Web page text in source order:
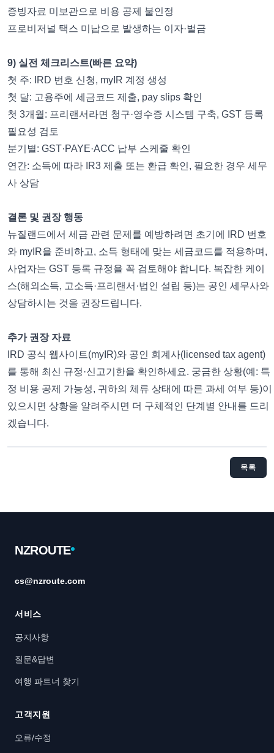
증빙자료 미보관으로 비용 공제 불인정
프로비저널 택스 미납으로 발생하는 이자·벌금
9) 실전 체크리스트(빠른 요약)
첫 주: IRD 번호 신청, myIR 계정 생성
첫 달: 고용주에 세금코드 제출, pay slips 확인
첫 3개월: 프리랜서라면 청구·영수증 시스템 구축, GST 등록
필요성 검토
분기별: GST·PAYE·ACC 납부 스케줄 확인
연간: 소득에 따라 IR3 제출 또는 환급 확인, 필요한 경우 세무
사 상담
결론 및 권장 행동
뉴질랜드에서 세금 관련 문제를 예방하려면 초기에 IRD 번호
와 myIR을 준비하고, 소득 형태에 맞는 세금코드를 적용하며,
사업자는 GST 등록 규정을 꼭 검토해야 합니다. 복잡한 케이
스(해외소득, 고소득·프리랜서·법인 설립 등)는 공인 세무사와
상담하시는 것을 권장드립니다.
추가 권장 자료
IRD 공식 웹사이트(myIR)와 공인 회계사(licensed tax agent)
를 통해 최신 규정·신고기한을 확인하세요. 궁금한 상황(예: 특
정 비용 공제 가능성, 귀하의 체류 상태에 따른 과세 여부 등)이
있으시면 상황을 알려주시면 더 구체적인 단계별 안내를 드리
겠습니다.
목록
NZROUTE
cs@nzroute.com
서비스
공지사항
질문&답변
여행 파트너 찾기
고객지원
오류/수정